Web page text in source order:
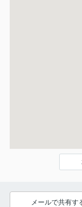
メールで共有す